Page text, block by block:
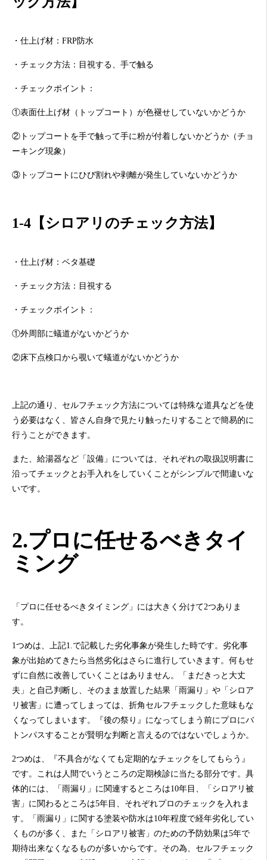
・仕上げ材：FRP防水
・チェック方法：目視する、手で触る
・チェックポイント：
①表面仕上げ材（トップコート）が色褪せしていないかどうか
②トップコートを手で触って手に粉が付着しないかどうか（チョ
ーキング現象）
③トップコートにひび割れや剥離が発生していないかどうか
1-4【シロアリのチェック方法】
・仕上げ材：ベタ基礎
・チェック方法：目視する
・チェックポイント：
①外周部に蟻道がないかどうか
②床下点検口から覗いて蟻道がないかどうか
上記の通り、セルフチェック方法については特殊な道具などを使
う必要はなく、皆さん自身で見たり触ったりすることで簡易的に
行うことができます。
また、給湯器など「設備」については、それぞれの取扱説明書に
沿ってチェックとお手入れをしていくことがシンプルで間違いな
いです。
2.プロに任せるべきタイ
ミング
「プロに任せるべきタイミング」には大きく分けて2つありま
す。
1つめは、上記1.で記載した劣化事象が発生した時です。劣化事
象が出始めてきたら当然劣化はさらに進行していきます。何もせ
ずに自然に改善していくことはありません。「まだきっと大丈
夫」と自己判断し、そのまま放置した結果「雨漏り」や「シロア
リ被害」に遭ってしまっては、折角セルフチェックした意味もな
くなってしまいます。『後の祭り』になってしまう前にプロにバ
トンパスすることが賢明な判断と言えるのではないでしょうか。
2つめは、『不具合がなくても定期的なチェックをしてもらう』
です。これは人間でいうところの定期検診に当たる部分です。具
体的には、「雨漏り」に関連するところは10年目、「シロアリ被
害」に関わるところは5年目、それぞれプロのチェックを入れま
す。「雨漏り」に関する塗装や防水は10年程度で経年劣化してい
くものが多く、また「シロアリ被害」のための予防効果は5年で
期待出来なくなるものが多いからです。その為、セルフチェック